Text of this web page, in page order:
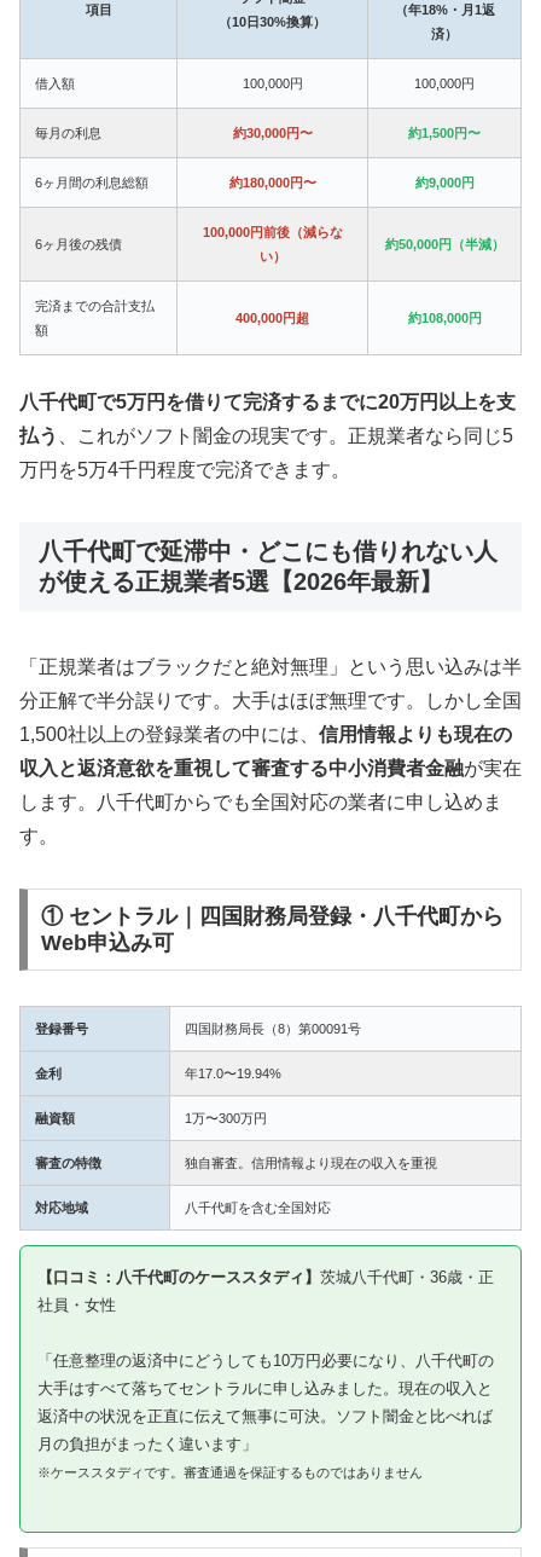
項目
（10日30%換算）
（年18%・月1返
済）
借入額 100,000円 100,000円
毎月の利息 約30,000円〜 約1,500円〜
6ヶ月間の利息総額 約180,000円〜 約9,000円
6ヶ月後の残債
100,000円前後（減らな
い）
約50,000円（半減）
完済までの合計支払
額
400,000円超 約108,000円
八千代町で5万円を借りて完済するまでに20万円以上を支
払う
、これがソフト闇金の現実です。正規業者なら同じ5
万円を5万4千円程度で完済できます。
八千代町で延滞中・どこにも借りれない人
が使える正規業者5選【2026年最新】
「正規業者はブラックだと絶対無理」という思い込みは半
分正解で半分誤りです。大手はほぼ無理です。しかし全国
1,500社以上の登録業者の中には、 信用情報よりも現在の
収入と返済意欲を重視して審査する中小消費者金融が実在
します。八千代町からでも全国対応の業者に申し込めま
す。
① セントラル｜四国財務局登録・八千代町から
Web申込み可
登録番号 四国財務局長（8）第00091号
金利 年17.0〜19.94%
融資額 1万〜300万円
審査の特徴 独自審査。信用情報より現在の収入を重視
対応地域 八千代町を含む全国対応
【口コミ：八千代町のケーススタディ】 茨城八千代町・36歳・正
社員・女性
「任意整理の返済中にどうしても10万円必要になり、八千代町の
大手はすべて落ちてセントラルに申し込みました。現在の収入と
返済中の状況を正直に伝えて無事に可決。ソフト闇金と比べれば
月の負担がまったく違います」
※ケーススタディです。審査通過を保証するものではありません